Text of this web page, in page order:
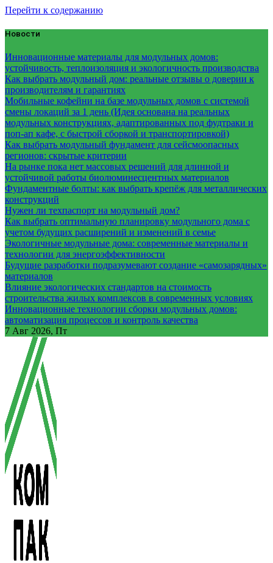
Перейти к содержанию
Новости
Инновационные материалы для модульных домов:
устойчивость, теплоизоляция и экологичность производства
Как выбрать модульный дом: реальные отзывы о доверии к
производителям и гарантиях
Мобильные кофейни на базе модульных домов с системой
смены локаций за 1 день (Идея основана на реальных
модульных конструкциях, адаптированных под фудтраки и
поп-ап кафе, с быстрой сборкой и транспортировкой)
Как выбрать модульный фундамент для сейсмоопасных
регионов: скрытые критерии
На рынке пока нет массовых решений для длинной и
устойчивой работы биолюминесцентных материалов
Фундаментные болты: как выбрать крепёж для металлических
конструкций
Нужен ли техпаспорт на модульный дом?
Как выбрать оптимальную планировку модульного дома с
учетом будущих расширений и изменений в семье
Экологичные модульные дома: современные материалы и
технологии для энергоэффективности
Будущие разработки подразумевают создание «самозарядных»
материалов
Влияние экологических стандартов на стоимость
строительства жилых комплексов в современных условиях
Инновационные технологии сборки модульных домов:
автоматизация процессов и контроль качества
7 Авг 2026, Пт